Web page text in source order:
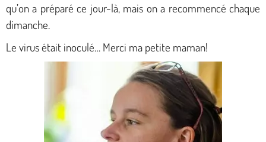
qu’on a préparé ce jour-là, mais on a recommencé chaque
dimanche.
Le virus était inoculé… Merci ma petite maman!